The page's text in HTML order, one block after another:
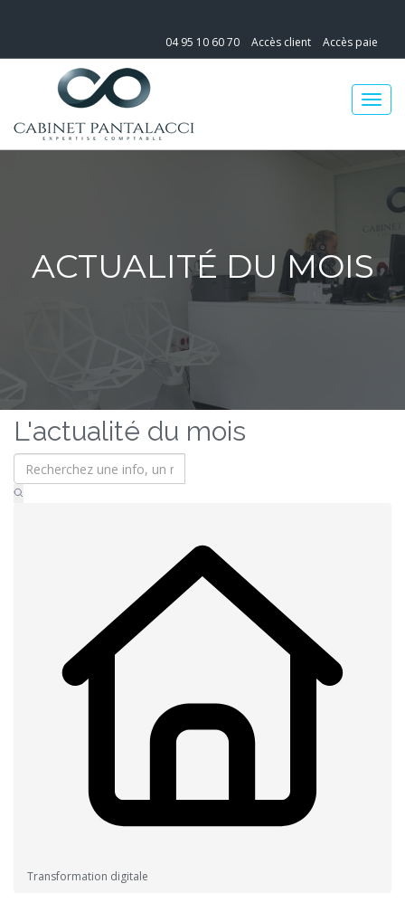
04 95 10 60 70 Accès client Accès paie
ACTUALITÉ DU MOIS
L'actualité du mois
Transformation digitale